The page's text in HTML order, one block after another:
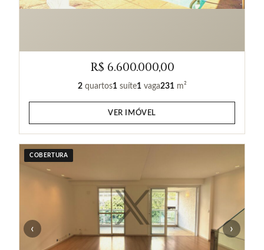
R$ 6.600.000,00
2quartos1suíte1vaga231m²
VER IMÓVEL
COBERTURA
‹ ›